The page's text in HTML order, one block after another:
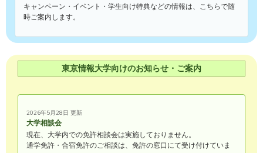
キャンペーン・イベント・学生向け特典などの情報は、こちらで随
時ご案内します。
東京情報大学向けのお知らせ・ご案内
2026年5月28日 更新
大学相談会
現在、大学内での免許相談会は実施しておりません。
通学免許・合宿免許のご相談は、免許の窓口にて受け付けていま